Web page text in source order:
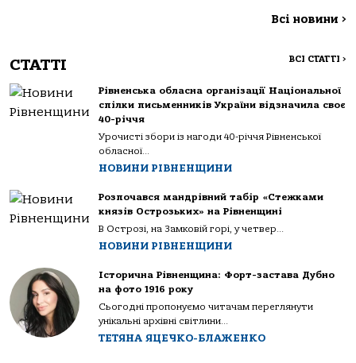
Всі новини >
СТАТТІ ВСІ СТАТТІ >
Рівненська обласна організації Національної
спілки письменників України відзначила своє
40-річчя
Урочисті збори із нагоди 40-річчя Рівненської
обласної...
НОВИНИ РІВНЕНЩИНИ
Розпочався мандрівний табір «Стежками
князів Острозьких» на Рівненщині
В Острозі, на Замковій горі, у четвер...
НОВИНИ РІВНЕНЩИНИ
Історична Рівненщина: Форт-застава Дубно
на фото 1916 року
Сьогодні пропонуємо читачам переглянути
унікальні архівні світлини...
ТЕТЯНА ЯЦЕЧКО-БЛАЖЕНКО